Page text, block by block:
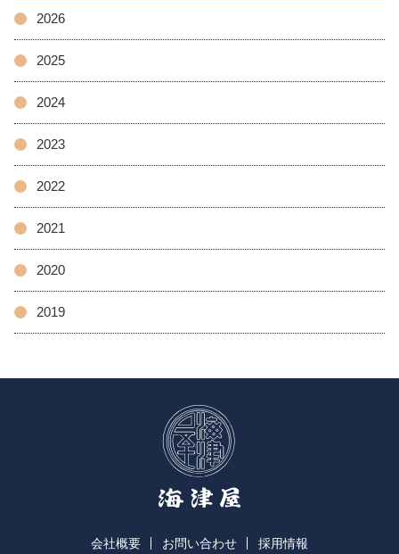
2026
2025
2024
2023
2022
2021
2020
2019
会社概要 お問い合わせ 採用情報